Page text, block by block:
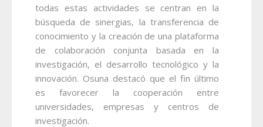
todas estas actividades se centran en la
búsqueda de sinergias, la transferencia de
conocimiento y la creación de una plataforma
de colaboración conjunta basada en la
investigación, el desarrollo tecnológico y la
innovación. Osuna destacó que el fin último
es favorecer la cooperación entre
universidades, empresas y centros de
investigación.